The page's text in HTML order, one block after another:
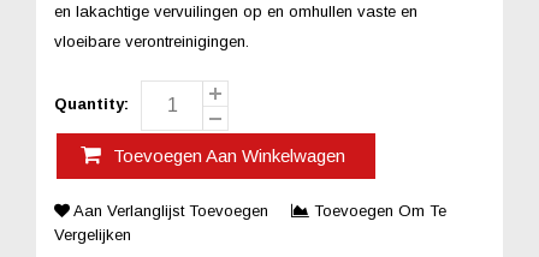
en lakachtige vervuilingen op en omhullen vaste en
vloeibare verontreinigingen.
Quantity:
Toevoegen Aan Winkelwagen
Aan Verlanglijst Toevoegen
Toevoegen Om Te
Vergelijken